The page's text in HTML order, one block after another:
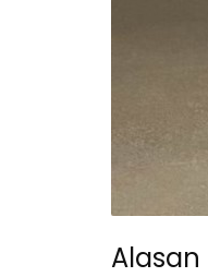
Alasan